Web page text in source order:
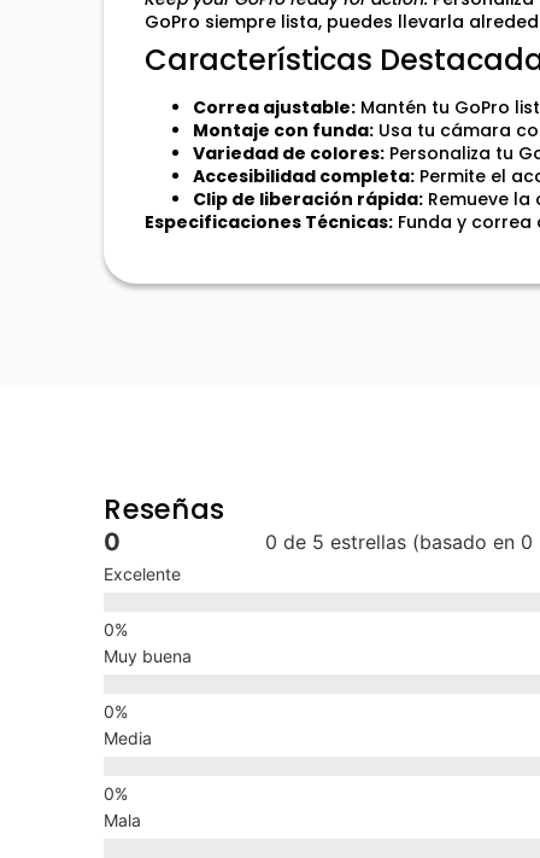
GoPro siempre lista, puedes llevarla
Características
Correa ajustable: Mantén tu GoPro
Montaje con funda: Usa tu cámara
Variedad de colores: Personaliza tu
Accesibilidad completa: Permite el
Clip de liberación rápida: Remueve
Especificaciones Técnicas: Funda y correa
Reseñas
0 0 de 5 estrellas (basado en 0
Excelente
Muy buena
Media
Mala